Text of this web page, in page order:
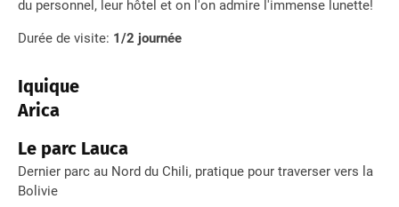
du personnel, leur hôtel et on l'on admire l'immense lunette!
Durée de visite: 1/2 journée
Iquique
Arica
Le parc Lauca
Dernier parc au Nord du Chili, pratique pour traverser vers la
Bolivie